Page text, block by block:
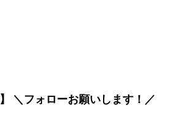
＼フォローお願いします！／